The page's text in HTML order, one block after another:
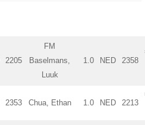
2205
FM
Baselmans,
Luuk
1.0 NED 2358
2353 Chua, Ethan 1.0 NED 2213